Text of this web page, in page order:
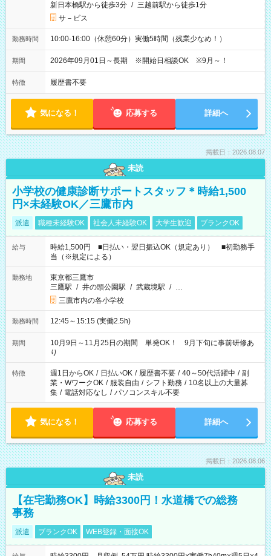
新日本橋駅から徒歩3分 / 三越前駅から徒歩1分
サ－ビス
勤務時間 10:00-16:00（休憩60分）実働5時間（残業少なめ！）
期間 2026年09月01日～長期 ※開始日相談OK ※9月～！
特徴 履歴書不要
気になる！ 応募する 詳細へ
掲載日：2026.08.07
未読
小学校の健康診断サポートスタッフ＊時給1,500
円×未経験OK／三鷹市内
派遣 職種未経験OK 社会人未経験OK 大学生歓迎 ブランクOK
給与
時給1,500円 ■日払い・翌日振込OK（規定あり） ■初勤務手
当（※規定による）
勤務地
東京都三鷹市
三鷹駅 / 井の頭公園駅 / 武蔵境駅 / …
三鷹市内の各小学校
勤務時間 12:45～15:15 (実働2.5h)
期間
10月9日～11月25日の期間 単発OK！ 9月下旬に事前研修あ
り
特徴 週1日からOK / 日払いOK / 履歴書不要 / 40～50代活躍中 / 副
業・WワークOK / 服装自由 / シフト勤務 / 10名以上の大量募
集 / 電話対応なし / パソコンスキル不要
気になる！ 応募する 詳細へ
掲載日：2026.08.06
未読
【在宅勤務OK】時給3300円！水道橋での総務
事務
派遣 ブランクOK WEB登録・面接OK